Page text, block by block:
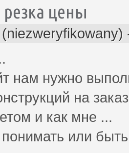
резка цены
нам нужно
на
и как мне ...
или